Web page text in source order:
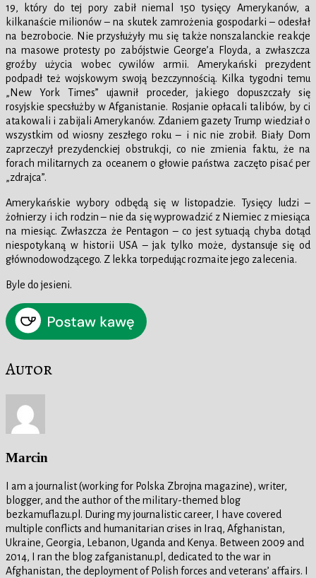
19, który do tej pory zabił niemal 150 tysięcy Amerykanów, a
kilkanaście milionów – na skutek zamrożenia gospodarki – odesłał
na bezrobocie. Nie przysłużyły mu się także nonszalanckie reakcje
na masowe protesty po zabójstwie George’a Floyda, a zwłaszcza
groźby użycia wobec cywilów armii. Amerykański prezydent
podpadł też wojskowym swoją bezczynnością. Kilka tygodni temu
„New York Times” ujawnił proceder, jakiego dopuszczały się
rosyjskie specsłużby w Afganistanie. Rosjanie opłacali talibów, by ci
atakowali i zabijali Amerykanów. Zdaniem gazety Trump wiedział o
wszystkim od wiosny zeszłego roku – i nic nie zrobił. Biały Dom
zaprzeczył prezydenckiej obstrukcji, co nie zmienia faktu, że na
forach militarnych za oceanem o głowie państwa zaczęto pisać per
„zdrajca”.
Amerykańskie wybory odbędą się w listopadzie. Tysięcy ludzi –
żołnierzy i ich rodzin – nie da się wyprowadzić z Niemiec z miesiąca
na miesiąc. Zwłaszcza że Pentagon – co jest sytuacją chyba dotąd
niespotykaną w historii USA – jak tylko może, dystansuje się od
głównodowodzącego. Z lekka torpedując rozmaite jego zalecenia.
Byle do jesieni.
Autor
Marcin
I am a journalist (working for Polska Zbrojna magazine), writer,
blogger, and the author of the military-themed blog
bezkamuflazu.pl. During my journalistic career, I have covered
multiple conflicts and humanitarian crises in Iraq, Afghanistan,
Ukraine, Georgia, Lebanon, Uganda and Kenya. Between 2009 and
2014, I ran the blog zafganistanu.pl, dedicated to the war in
Afghanistan, the deployment of Polish forces and veterans’ affairs. I